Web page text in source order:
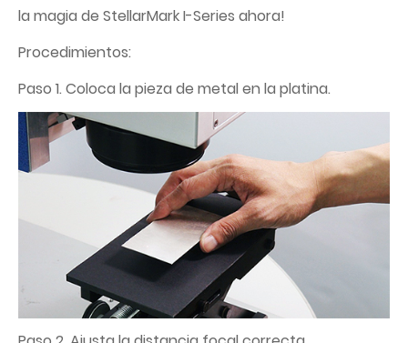
la magia de StellarMark I-Series ahora!
Procedimientos:
Paso 1. Coloca la pieza de metal en la platina.